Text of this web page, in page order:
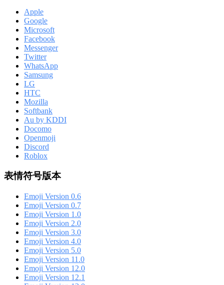
Apple
Google
Microsoft
Facebook
Messenger
Twitter
WhatsApp
Samsung
LG
HTC
Mozilla
Softbank
Au by KDDI
Docomo
Openmoji
Discord
Roblox
表情符号版本
Emoji Version 0.6
Emoji Version 0.7
Emoji Version 1.0
Emoji Version 2.0
Emoji Version 3.0
Emoji Version 4.0
Emoji Version 5.0
Emoji Version 11.0
Emoji Version 12.0
Emoji Version 12.1